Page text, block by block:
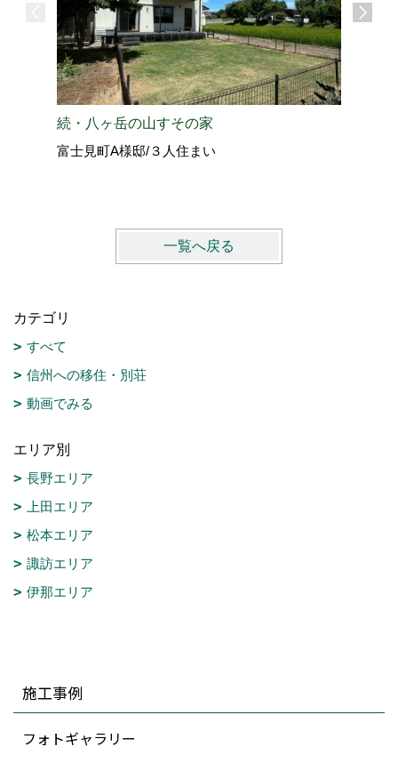
続・八ヶ岳の山すその家
富士見町A様邸/３人住まい
一覧へ戻る
カテゴリ
すべて
信州への移住・別荘
動画でみる
エリア別
長野エリア
上田エリア
松本エリア
諏訪エリア
伊那エリア
施工事例
フォトギャラリー